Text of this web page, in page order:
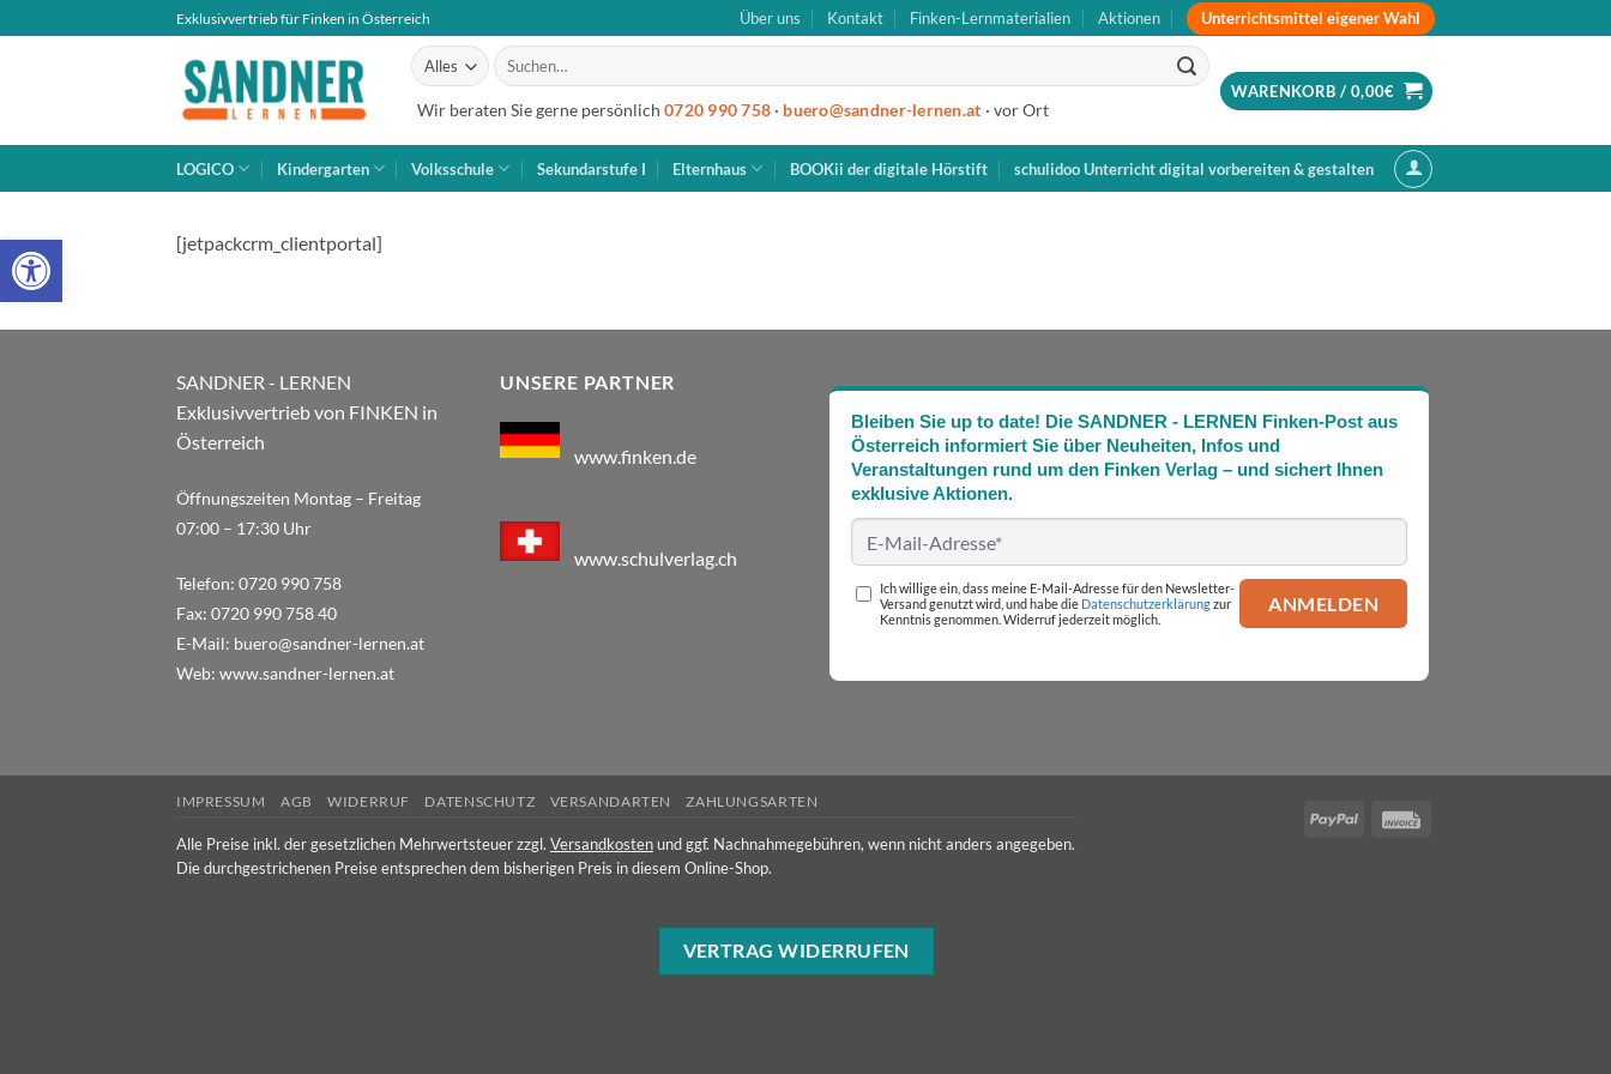
Open toolbar
Inhalt
Exklusivvertrieb für Finken in Österreich Über uns Kontakt Finken-Lernmaterialien Aktionen Unterrichtsmittel eigener Wahl
Suche
nach:
Wir beraten Sie gerne persönlich 0720 990 758 · buero@sandner-lernen.at · vor Ort
WARENKORB / 0,00€
LOGICO Kindergarten Volksschule Sekundarstufe I Elternhaus BOOKii der digitale Hörstift schulidoo Unterricht digital vorbereiten & gestalten
[jetpackcrm_clientportal]
SANDNER - LERNEN
Exklusivvertrieb von FINKEN in
Österreich
Öffnungszeiten Montag – Freitag
07:00 – 17:30 Uhr
Telefon: 0720 990 758
Fax: 0720 990 758 40
E-Mail: buero@sandner-lernen.at
Web: www.sandner-lernen.at
UNSERE PARTNER
www.finken.de
www.schulverlag.ch
Bleiben Sie up to date! Die SANDNER - LERNEN Finken-Post aus
Österreich informiert Sie über Neuheiten, Infos und
Veranstaltungen rund um den Finken Verlag – und sichert Ihnen
exklusive Aktionen.
Ich willige ein, dass meine E-Mail-Adresse für den Newsletter-
Versand genutzt wird, und habe die Datenschutzerklärungzur
Kenntnis genommen. Widerruf jederzeit möglich.
PayPal
IMPRESSUM AGB WIDERRUF DATENSCHUTZ VERSANDARTEN ZAHLUNGSARTEN
Alle Preise inkl. der gesetzlichen Mehrwertsteuer zzgl. Versandkostenund ggf. Nachnahmegebühren, wenn nicht anders angegeben.
Die durchgestrichenen Preise entsprechen dem bisherigen Preis in diesem Online-Shop.
VERTRAG WIDERRUFEN